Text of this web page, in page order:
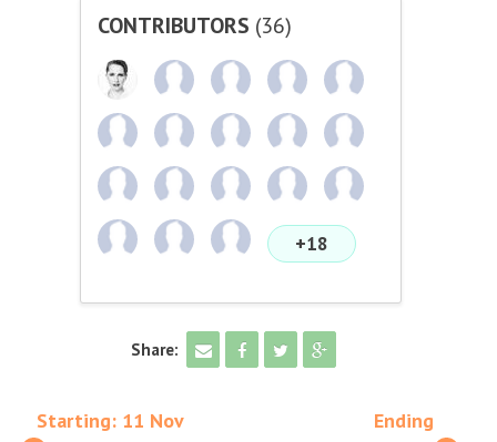
Starting: 11 Nov Ending
CONTRIBUTORS (36)
+18
Share: